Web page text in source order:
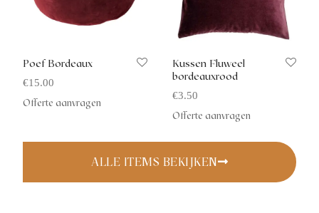
Poef Bordeaux
€15.00
Offerte aanvragen
Kussen Fluweel
bordeauxrood
€3.50
Offerte aanvragen
ALLE ITEMS BEKIJKEN